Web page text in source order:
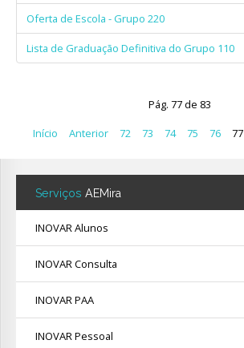
Oferta de Escola - Grupo 220
Lista de Graduação Definitiva do Grupo 110
Pág. 77 de 83
Início
Anterior 72 73 74 75 76 77
Serviços AEMira
INOVAR Alunos
INOVAR Consulta
INOVAR PAA
INOVAR Pessoal